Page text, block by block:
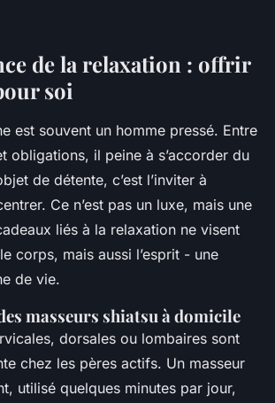
de la relaxation : offrir
soi
est souvent un homme pressé. Entre
obligations, il peine à s’accorder du
de détente, c’est l’inviter à
Ce n’est pas un luxe, mais une
liés à la relaxation ne visent
corps, mais aussi l’esprit - une
de vie.
masseurs shiatsu à domicile
dorsales ou lombaires sont
chez les pères actifs. Un masseur
utilisé quelques minutes par jour,